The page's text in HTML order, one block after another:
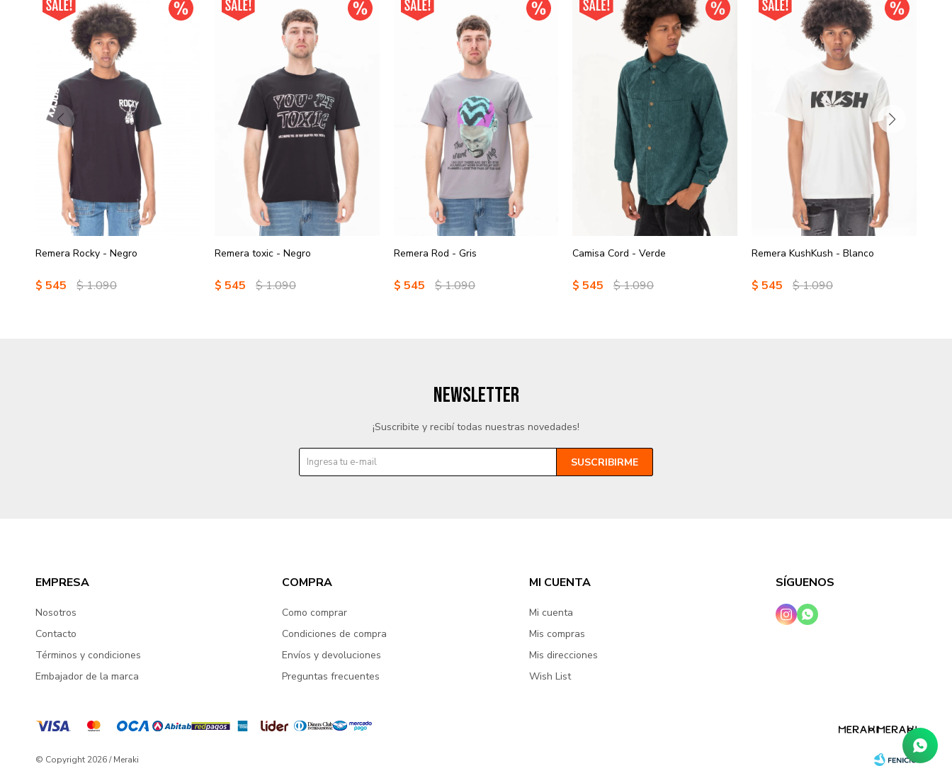
Remera Rocky - Negro
$ 545 $1.090
Remera toxic - Negro
$ 545 $1.090
Remera Rod - Gris
$ 545 $1.090
Camisa Cord - Verde
$ 545 $1.090
Remera KushKush - Blanco
$ 545 $1.090
EMPRESA
Nosotros
Contacto
Términos y condiciones
Embajador de la marca
COMPRA
Como comprar
Condiciones de compra
Envíos y devoluciones
Preguntas frecuentes
MI CUENTA
Mi cuenta
Mis compras
Mis direcciones
Wish List
SÍGUENOS
 
NEWSLETTER
¡Suscribite y recibí todas nuestras novedades!
SUSCRIBIRME
© Copyright 2026 / Meraki